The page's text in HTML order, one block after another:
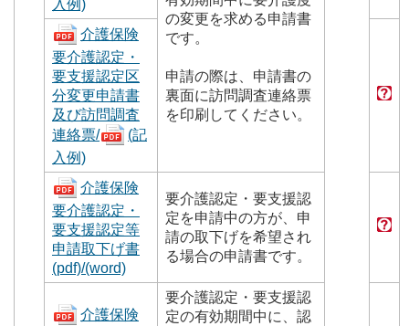
入例)
の変更を求める申請書
です。
申請の際は、申請書の
裏面に訪問調査連絡票
を印刷してください。
介護保険
要介護認定・
要支援認定区
分変更申請書
及び訪問調査
連絡票/
(記
入例)
介護保険
要介護認定・
要支援認定等
申請取下げ書
(pdf)/(word)
要介護認定・要支援認
定を申請中の方が、申
請の取下げを希望され
る場合の申請書です。
介護保険
要介護認定・要支援認
定の有効期間中に、認